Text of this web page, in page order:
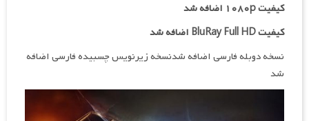
کیفیت ۱۰۸۰p اضافه شد
کیفیت BluRay Full HD اضافه شد
نسخه دوبله فارسی اضافه شدنسخه زیرنویس چسبیده فارسی اضافه
شد